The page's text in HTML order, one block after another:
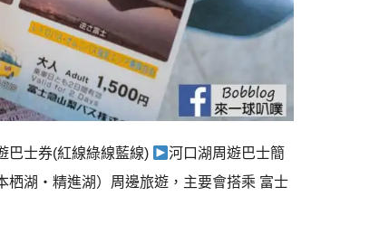
巴士券(紅線綠線藍線)
河口湖周遊巴士簡
湖・精進湖）周邊旅遊，主要會搭乘 富士